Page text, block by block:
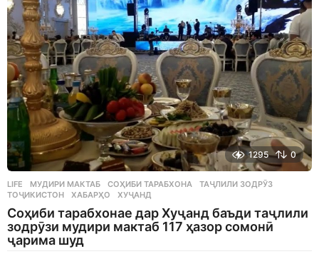
1295 0
LIFE МУДИРИ МАКТАБ ,СОҲИБИ ТАРАБХОНА ,ТАҶЛИЛИ ЗОДРӮЗ
ТОҶИКИСТОН
,ХАБАРҲО ,ХУҶАНД
Соҳиби тарабхонае дар Хуҷанд баъди таҷлили
зодрӯзи мудири мактаб 117 ҳазор сомонӣ
ҷарима шуд